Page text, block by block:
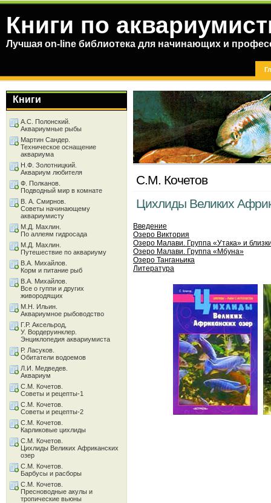
Книги по
Лучшая on-line библиотека для начинающих и
С.М. Кочетов
Цихлиды Великих
Введение
Озеро Виктория
Озеро Малави. Группа «Утака» и
Озеро Малави. Группа «Мбуна»
Озеро Танганьика
Литература
Книги
А.С. Полонский.
Аквариумные рыбы
Мартин Сандер.
Техническое оснащение
аквариума
Н.Ф. Золотницкий.
Аквариум любителя
Ф. Полканов.
Подводный мир в комнате
В. А. Смирнов.
Советы начинающему
аквариумисту
М.Д. Махлин.
По аллеям гидросада
М.Д. Махлин.
Путешествие по аквариуму
В.А. Михайлов.
Корм и питание рыб
В.А. Михайлов.
Все о гуппи и других
живородящих
М.Н. Ильин.
Аквариумное рыбоводство
Г.Р. Аксельрод,
У. Вордеруинклер.
Энциклопедия аквариумиста
Р. Ласуков.
Обитатели водоемов
Л.И. Медведев.
Аквариум
С.М. Кочетов.
Советы и рецепты-1
С.М. Кочетов.
Советы и рецепты-2
С.М. Кочетов.
Карликовые цихлиды
С.М. Кочетов.
Цихлиды Великих Африканских
озер
С.М. Кочетов.
Барбусы и расборы
С.М. Кочетов.
Пресноводные акулы и
тропические вьюны